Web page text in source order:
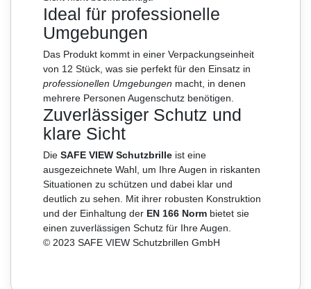
Ideal für professionelle
Umgebungen
Das Produkt kommt in einer Verpackungseinheit
von 12 Stück, was sie perfekt für den Einsatz in
professionellen Umgebungen macht, in denen
mehrere Personen Augenschutz benötigen.
Zuverlässiger Schutz und
klare Sicht
Die SAFE VIEW Schutzbrille ist eine
ausgezeichnete Wahl, um Ihre Augen in riskanten
Situationen zu schützen und dabei klar und
deutlich zu sehen. Mit ihrer robusten Konstruktion
und der Einhaltung der EN 166 Norm bietet sie
einen zuverlässigen Schutz für Ihre Augen.
© 2023 SAFE VIEW Schutzbrillen GmbH